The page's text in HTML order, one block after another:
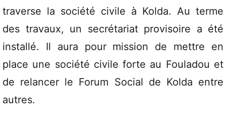
traverse la société civile à Kolda. Au terme
des travaux, un secrétariat provisoire a été
installé. Il aura pour mission de mettre en
place une société civile forte au Fouladou et
de relancer le Forum Social de Kolda entre
autres.